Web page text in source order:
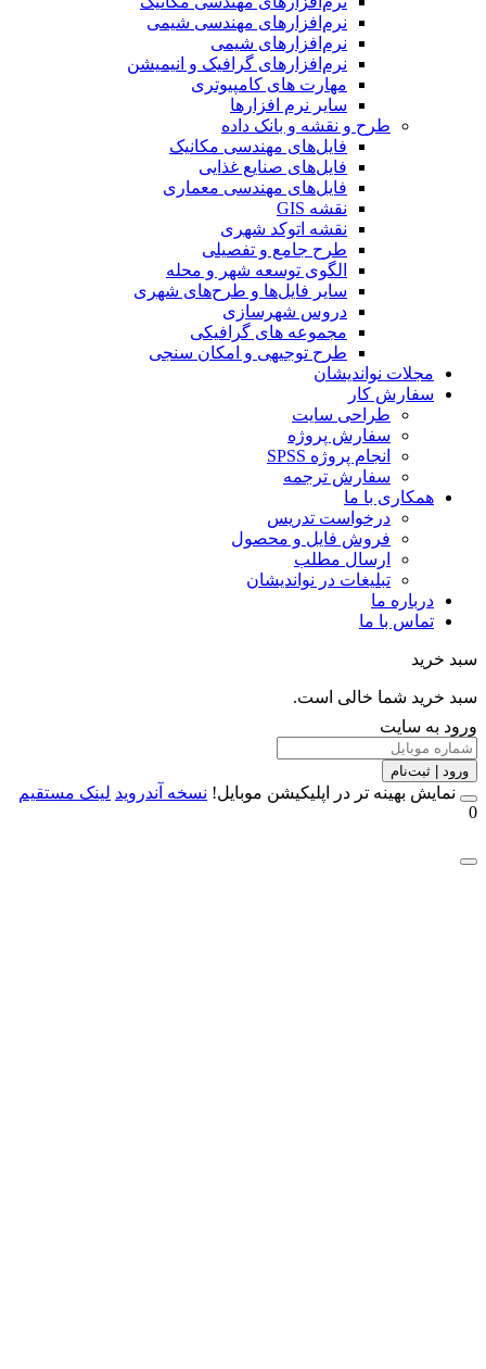
نرم‌افزارهای مهندسی شیمی
نرم‌افزارهای شیمی
نرم‌افزارهای گرافیک و انیمیشن
مهارت های کامپیوتری
سایر نرم افزارها
طرح و نقشه و بانک داده
فایل‌های مهندسی مکانیک
فایل‌های صنایع غذایی
فایل‌های مهندسی معماری
نقشه GIS
نقشه اتوکد شهری
طرح جامع و تفصیلی
الگوی توسعه شهر و محله
سایر فایل‌ها و طرح‌های شهری
دروس شهرسازی
مجموعه های گرافیکی
طرح توجیهی و امکان سنجی
مجلات نواندیشان
سفارش کار
طراحی سایت
سفارش پروژه
انجام پروژه SPSS
سفارش ترجمه
همکاری با ما
درخواست تدریس
فروش فایل و محصول
ارسال مطلب
تبلیغات در نواندیشان
درباره ما
تماس با ما
خرید شما خالی است.
به سایت
| ثبت‌نام
بهینه تر در اپلیکیشن موبایل!نسخه آندروید لینک مستقیم